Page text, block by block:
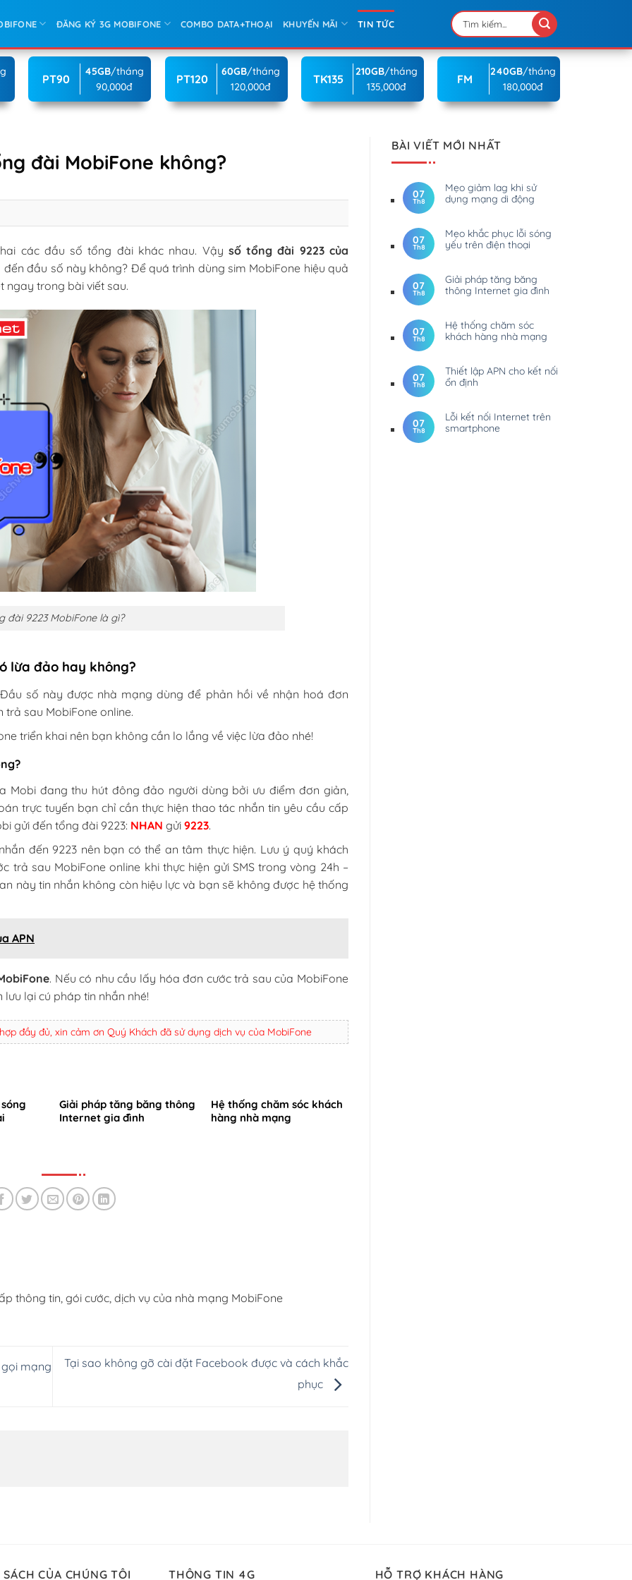
ĐĂNG KÝ 3G MOBIFONE COMBO DATA+THOẠI KHUYẾN MÃI TIN TỨC
PT90
45GB/tháng
90,000đ
PT120
60GB/tháng
120,000đ
TK135
210GB/tháng
135,000đ
FM
240GB/tháng
180,000đ
đài MobiFone không?
các đầu số tổng đài khác nhau. Vậy số tổng đài 9223 của
đầu số này không? Để quá trình dùng sim MobiFone hiệu quả
ngay trong bài viết sau.
đài 9223 MobiFone là gì?
lừa đảo hay không?
số này được nhà mạng dùng để phản hồi về nhận hoá đơn
sau MobiFone online.
triển khai nên bạn không cần lo lắng về việc lừa đảo nhé!
Mobi đang thu hút đông đảo người dùng bởi ưu điểm đơn giản,
trực tuyến bạn chỉ cần thực hiện thao tác nhắn tin yêu cầu cấp
gửi đến tổng đài 9223: NHAN gửi 9223.
đến 9223 nên bạn có thể an tâm thực hiện. Lưu ý quý khách
trả sau MobiFone online khi thực hiện gửi SMS trong vòng 24h –
này tin nhắn không còn hiệu lực và bạn sẽ không được hệ thống
APN
. Nếu có nhu cầu lấy hóa đơn cước trả sau của MobiFone
lại cú pháp tin nhắn nhé!
đầy đủ, xin cảm ơn Quý Khách đã sử dụng dịch vụ của MobiFone
Giải pháp tăng băng thông
Internet gia đình
Hệ thống chăm sóc khách
hàng nhà mạng
thông tin, gói cước, dịch vụ của nhà mạng MobiFone
mạng
Tại sao không gỡ cài đặt Facebook được và cách khắc
phục
BÀI VIẾT MỚI NHẤT
07
Th8
Mẹo giảm lag khi sử
dụng mạng di động
07
Th8
Mẹo khắc phục lỗi sóng
yếu trên điện thoại
07
Th8
Giải pháp tăng băng
thông Internet gia đình
07
Th8
Hệ thống chăm sóc
khách hàng nhà mạng
07
Th8
Thiết lập APN cho kết nối
ổn định
07
Th8
Lỗi kết nối Internet trên
smartphone
CỦA CHÚNG TÔI THÔNG TIN 4G HỖ TRỢ KHÁCH HÀNG